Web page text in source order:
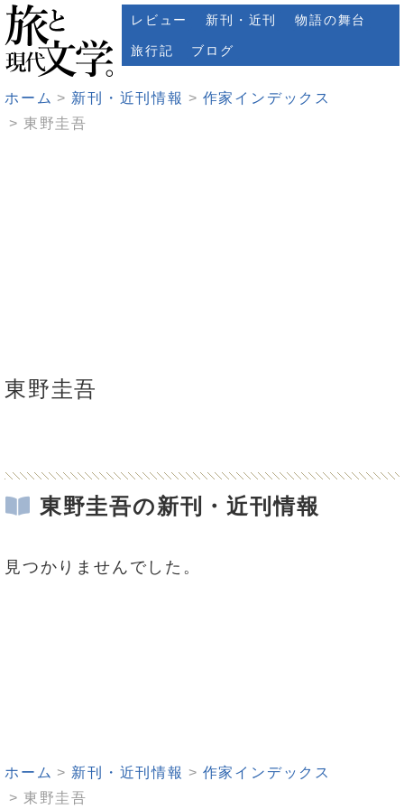
レビュー 新刊・近刊 物語の舞台
旅行記 ブログ
ホーム 新刊・近刊情報
作家インデックス
東野圭吾
東野圭吾
東野圭吾の新刊・近刊情報
見つかりませんでした。
ホーム 新刊・近刊情報
作家インデックス
東野圭吾